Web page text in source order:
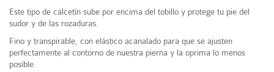
Este tipo de calcetín sube por encima del tobillo y protege tu pie del
sudor y de las rozaduras.
Fino y transpirable, con elástico acanalado para que se ajusten
perfectamente al contorno de nuestra pierna y la oprima lo menos
posible.